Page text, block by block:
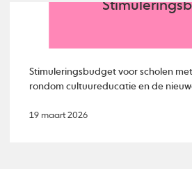
Stimuleringsbudget voor scholen
rondom cultuureducatie en de
19 maart 2026